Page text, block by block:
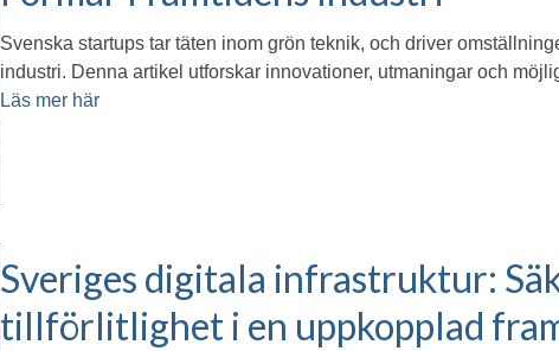
Svenska startups tar täten inom grön teknik, och driver
industri. Denna artikel utforskar innovationer, utmaningar och
Läs mer här
Sveriges digitala infrastruktur:
tillförlitlighet i en uppkopplad